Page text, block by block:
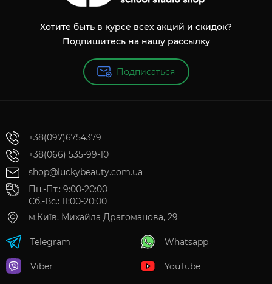
Хотите быть в курсе всех акций и скидок?
Подпишитесь на нашу рассылку
Подписаться
+38(097)6754379
+38(066) 535-99-10
shop@luckybeauty.com.ua
Пн.-Пт.: 9:00-20:00
Сб.-Вс.: 11:00-20:00
м.Київ, Михайла Драгоманова, 29
Telegram
Viber
Whatsapp
YouTube